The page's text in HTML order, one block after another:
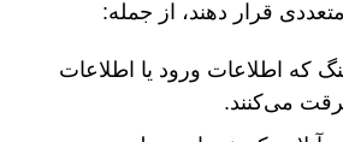
قرار دهند، از جمله:
که اطلاعات ورود یا اطلاعات
می‌کنند.